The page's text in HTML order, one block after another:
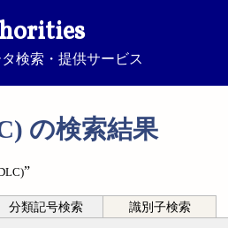
検索・提供サービス
の検索結果
”
分類記号検索 識別子検索